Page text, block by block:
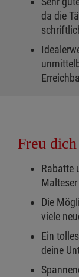
da die
Freu
Rabatte
Die
viele
Ein
deine